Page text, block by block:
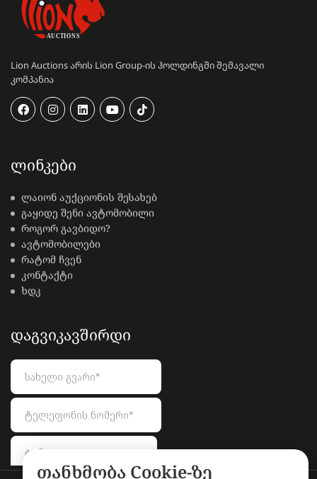
Lion Auctions არის Lion Group-ის ჰოლდინგში შემავალი
კომპანია
ᲚᲘᲜᲙᲔᲑᲘ
ლაიონ აუქციონის შესახებ
გაყიდე შენი ავტომობილი
როგორ გავბიდო?
ავტომობილები
რატომ ჩვენ
კონტაქტი
ხდკ
ᲓᲐᲒᲕᲘᲙᲐᲕᲨᲘᲠᲓᲘ
თანხმობა Cookie-ზე